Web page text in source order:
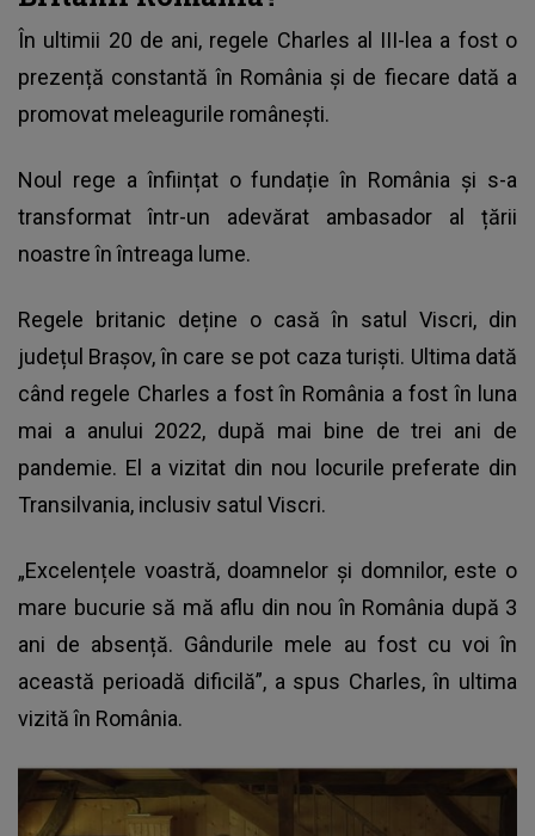
În ultimii 20 de ani, regele Charles al III-lea a fost o
prezență constantă în România și de fiecare dată a
promovat meleagurile românești.
Noul rege a înființat o fundație în România și s-a
transformat într-un adevărat ambasador al țării
noastre în întreaga lume.
Regele britanic deține o casă în satul Viscri, din
județul Brașov, în care se pot caza turiști. Ultima dată
când regele Charles a fost în România a fost în luna
mai a anului 2022, după mai bine de trei ani de
pandemie. El a vizitat din nou locurile preferate din
Transilvania, inclusiv satul Viscri.
„Excelențele voastră, doamnelor și domnilor, este o
mare bucurie să mă aflu din nou în România după 3
ani de absență. Gândurile mele au fost cu voi în
această perioadă dificilă”, a spus Charles, în ultima
vizită în România.